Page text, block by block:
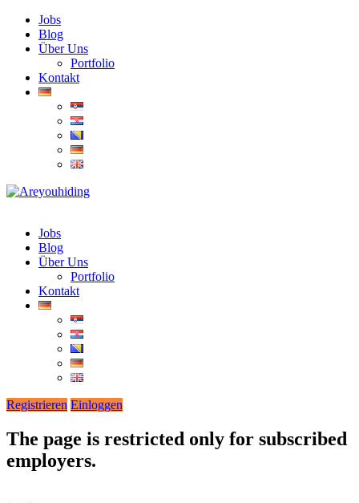
Jobs
Blog
Über Uns
Portfolio
Kontakt
Jobs
Blog
Über Uns
Portfolio
Kontakt
Registrieren Einloggen
The page is restricted only for subscribed
employers.